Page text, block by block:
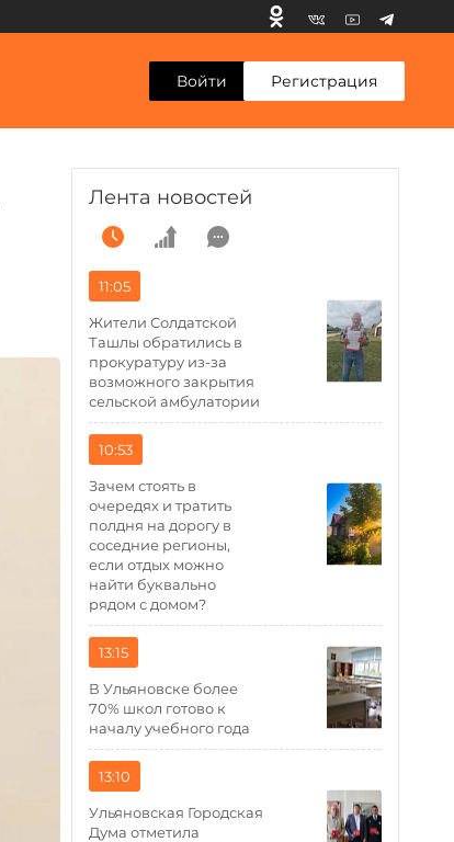
Войти Регистрация
Лента новостей
11:05
Жители Солдатской
Ташлы обратились в
прокуратуру из-за
возможного закрытия
сельской амбулатории
10:53
Зачем стоять в
очередях и тратить
полдня на дорогу в
соседние регионы,
если отдых можно
найти буквально
рядом с домом?
13:15
В Ульяновске более
70% школ готово к
началу учебного года
13:10
Ульяновская Городская
Дума отметила